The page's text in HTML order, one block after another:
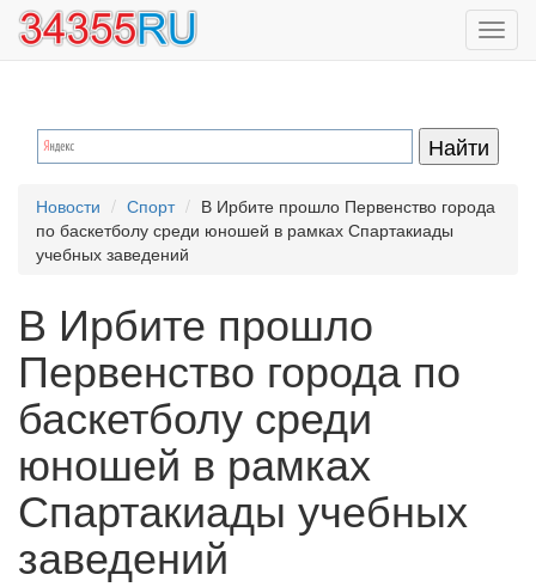
Перейти
основному
Новости Спорт
В Ирбите прошло Первенство города
по баскетболу среди юношей в рамках Спартакиады
учебных заведений
В Ирбите прошло
Первенство города по
баскетболу среди
юношей в рамках
Спартакиады учебных
заведений